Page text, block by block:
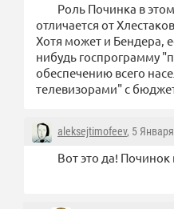
Роль Починка в
отличается от
Хотя может и Бендера,
нибудь госпрограмму
обеспечению всего
телевизорами" с
aleksejtimofeev, 5
Вот это да! Починок